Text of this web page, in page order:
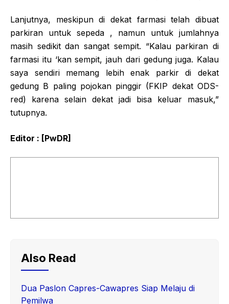
Lanjutnya, meskipun di dekat farmasi telah dibuat
parkiran untuk sepeda , namun untuk jumlahnya
masih sedikit dan sangat sempit. “Kalau parkiran di
farmasi itu ‘kan sempit, jauh dari gedung juga. Kalau
saya sendiri memang lebih enak parkir di dekat
gedung B paling pojokan pinggir (FKIP dekat ODS-
red) karena selain dekat jadi bisa keluar masuk,”
tutupnya.
Editor : [PwDR]
Also Read
Dua Paslon Capres-Cawapres Siap Melaju di
Pemilwa